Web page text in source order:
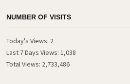
NUMBER OF VISITS
Today's Views: 2
Last 7 Days Views:1,038
Total Views: 2,733,486